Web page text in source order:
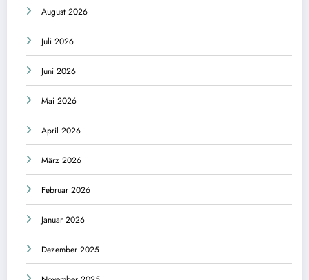
August 2026
Juli 2026
Juni 2026
Mai 2026
April 2026
März 2026
Februar 2026
Januar 2026
Dezember 2025